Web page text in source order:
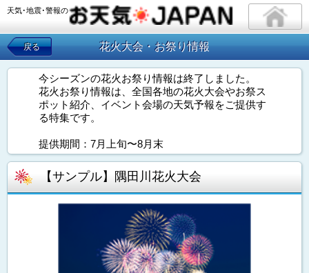
天気･地震･警報の
戻る 花火大会・お祭り情報
今シーズンの花火お祭り情報は終了しました。
花火お祭り情報は、全国各地の花火大会やお祭ス
ポット紹介、イベント会場の天気予報をご提供す
る特集です。
提供期間：7月上旬〜8月末
【サンプル】隅田川花火大会